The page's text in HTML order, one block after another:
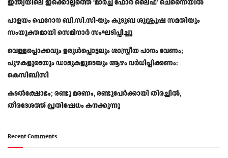
ഇന്ത്യയിലെ ഇക്കൊല്ലത്തെ ‘മാർച്ച് ഫോർ ലൈഫ്’ ചെന്നൈയിൽ
പാളയം ഫെറോന ബി.സി.സി-യും കുടുബ ശുശ്രൂഷ സമതിയും
സംയുക്തമായി സെമിനാർ സംഘടിപ്പിച്ചു
വെള്ളപ്പൊക്കവും ഉരുള്‍പ്പൊട്ടലും ശാസ്ത്രീയ പഠനം വേണം;
പുഴകളുടെയും ഡാമുകളുടെയും ആഴം വര്‍ധിപ്പിക്കണം:
കെസിബിസി
കടൽക്ഷോഭം; രണ്ടു മരണം, രണ്ടുപേർക്കായി തിരച്ചിൽ,
തീരദേശത്ത് പ്രതിഷേധം കനക്കുന്നു
Recent Comments